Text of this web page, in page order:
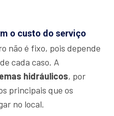
o custo do serviço
não é fixo, pois depende
cada caso. A
hidráulicos, por
principais que os
no local.